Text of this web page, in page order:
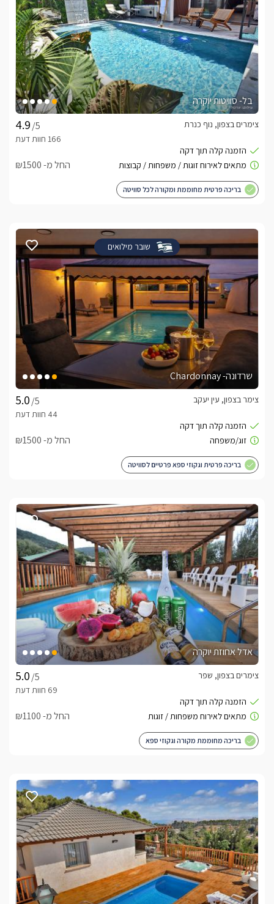
בל- סוויטות יוקרה
/5
צימרים בצפון, נוף כנרת
החל מ- ₪1500
בריכה פרטית מחוממת ומקורה לכל סוויטה
שובר מילואים
שרדונה- Chardonnay
/5
צימר בצפון, עין יעקב
החל מ- ₪1500
בריכה פרטית וגקוזי ספא פרטיים לסוויטה
אדל אחוזת יוקרה
/5
צימרים בצפון, שפר
החל מ- ₪1100
בריכה מחוממת מקורה וגקוזי ספא